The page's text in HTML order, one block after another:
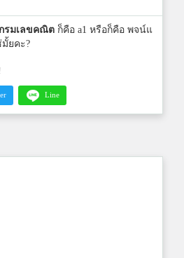
รมเลขคณิต ก็คือ a1 หรือก็คือ พจน์แ
ยคะ?
Line